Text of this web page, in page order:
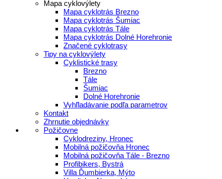
Mapa cyklovýlety
Mapa cyklotrás Brezno
Mapa cyklotrás Šumiac
Mapa cyklotrás Tále
Mapa cyklotrás Dolné Horehronie
Značené cyklotrasy
Tipy na cyklovýlety
Cyklistické trasy
Brezno
Tále
Šumiac
Dolné Horehronie
Vyhľladávanie podľa parametrov
Kontakt
Zhrnutie objednávky
Požičovne
Cyklodreziny, Hronec
Mobilná požičovňa Hronec
Mobilná požičovňa Tále - Brezno
Profibikers, Bystrá
Villa Ďumbierka, Mýto